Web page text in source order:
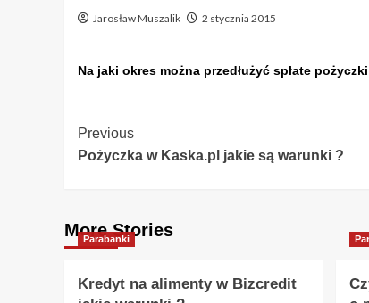
Jarosław Muszalik 2 stycznia 2015
Na jaki okres można przedłużyć spłate
Post
Navigation
Previous
Pożyczka w Kaska.pl jakie są warunki ?
More Stories
Parabanki
Kredyt na alimenty w Bizcredit